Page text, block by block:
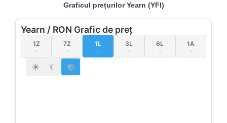
Graficul prețurilor Yearn (YFI)
Yearn / RON Grafic de preț
1Z
-
7Z
-
1L
-
3L
-
6L
-
1A
-
☀ ☾ ⚙